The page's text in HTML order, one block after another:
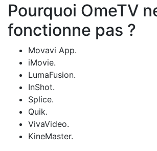
Pourquoi OmeTV
fonctionne pas ?
Movavi App.
iMovie.
LumaFusion.
InShot.
Splice.
Quik.
VivaVideo.
KineMaster.